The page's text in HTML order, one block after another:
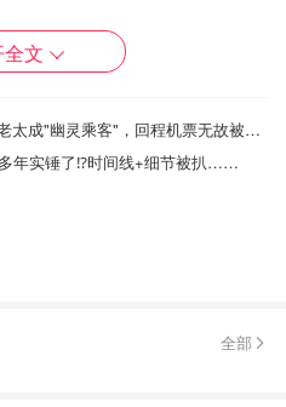
于鸟类，其他动物，甚至人
Rouge 公园的游客，务必牵
年 Oshawa 就曾有一只狗
文
Air Canada太离谱！华人老太成"幽灵乘客"，回程机票无故被取消！自掏$2500回家路费！
年实锤了⁉️时间线+细节被扒……
全部